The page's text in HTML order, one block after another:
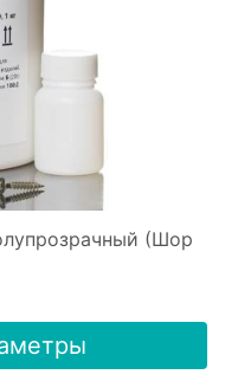
(Шор